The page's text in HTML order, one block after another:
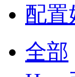
配置
全部